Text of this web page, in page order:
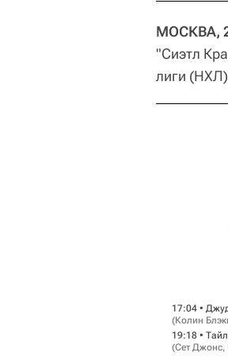
МОСКВА,
"Сиэтл
лиги
17:04 •
(Колин
19:18 •
(Сет Джонс,